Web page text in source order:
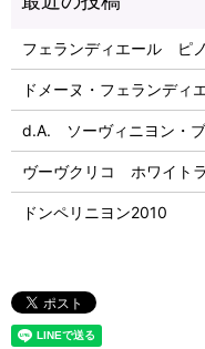
フェランディエール ピ
ドメーヌ・フェランデ
d.A. ソーヴィニヨン・
ヴーヴクリコ ホワイト
ドンペリニヨン2010